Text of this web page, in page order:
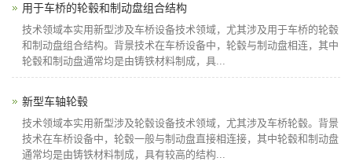
用于车桥的轮毂和制动盘组合结构
技术领域本实用新型涉及车桥设备技术领域，尤其涉及用于车桥的轮毂
和制动盘组合结构。背景技术在车桥设备中，轮毂与制动盘相连，其中
轮毂和制动盘通常均是由铸铁材料制成，具...
新型车轴轮毂
技术领域本实用新型涉及轮毂设备技术领域，尤其涉及车桥轮毂。背景
技术在车桥设备中，轮毂一般与制动盘直接相连接，其中轮毂和制动盘
通常均是由铸铁材料制成，具有较高的结构...